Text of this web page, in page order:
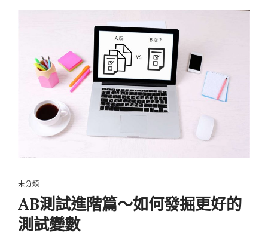
未分類
AB測試進階篇～如何發掘更好的
測試變數